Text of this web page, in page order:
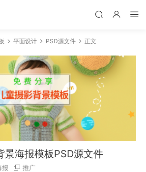
平面设计 PSD源文件 正文
景海报模板PSD源文件
报 推广